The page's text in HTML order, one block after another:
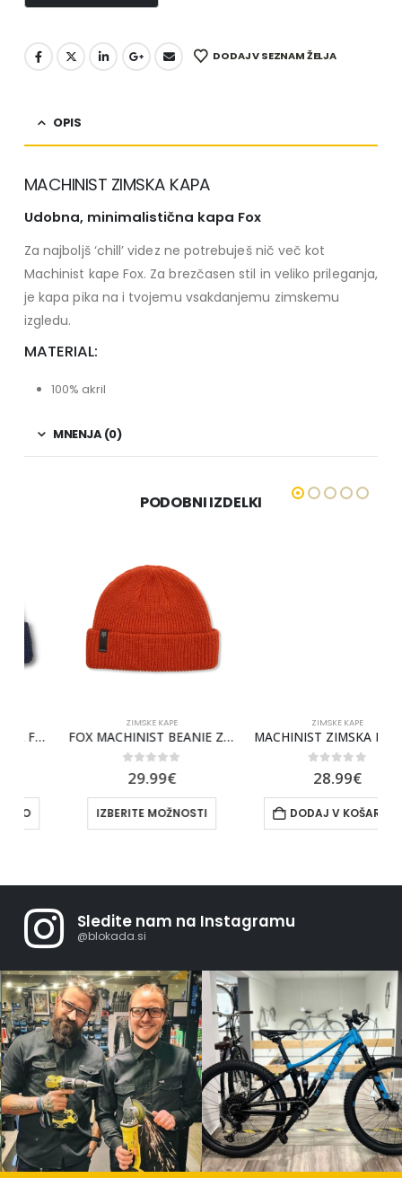
DODAJ V SEZNAM ŽELJA
OPIS
MACHINIST ZIMSKA KAPA
Udobna, minimalistična kapa Fox
Za najboljš ‘chill’ videz ne potrebuješ nič več kot
Machinist kape Fox. Za brezčasen stil in veliko prileganja,
je kapa pika na i tvojemu vsakdanjemu zimskemu
izgledu.
MATERIAL:
100% akril
MNENJA (0)
PODOBNI IZDELKI
ZIMSKE KAPE
FOX MACHINIST BEANIE ZIMSKA KAPA FOX [SADDLE]
out of 5
€
IZBERITE MOŽNOSTI
ZIMSKE KAPE
MACHINIST ZIMSKA KAPA FOX [NUT]
out of 5
€
DODAJ V KOŠARICO
Sledite nam na Instagramu
@blokada.si